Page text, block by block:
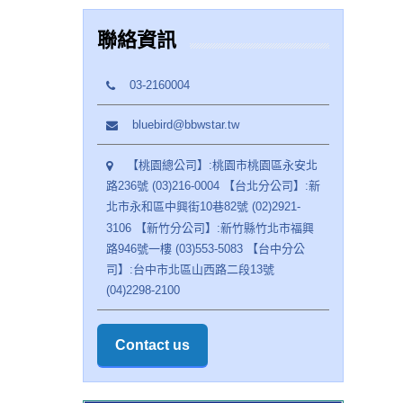
聯絡資訊
03-2160004
bluebird@bbwstar.tw
【桃園總公司】:桃園市桃園區永安北
路236號 (03)216-0004 【台北分公司】:新
北市永和區中興街10巷82號 (02)2921-
3106 【新竹分公司】:新竹縣竹北市福興
路946號一樓 (03)553-5083 【台中分公
司】:台中市北區山西路二段13號
(04)2298-2100
Contact us